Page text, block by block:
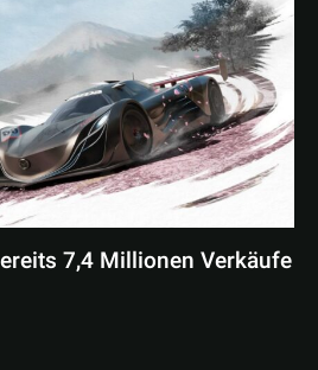
7,4 Millionen Verkäufe